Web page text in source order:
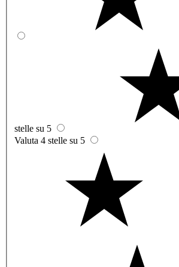
stelle su 5
Valuta 4 stelle su 5